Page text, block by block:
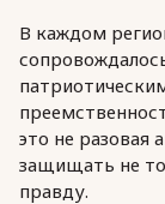
В каждом
это не разовая
защищать не
правду.